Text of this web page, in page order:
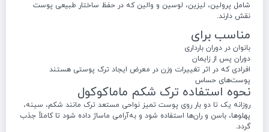
شامل پرولین، لیزین، لوسین و والین که در حفظ ساختار طبیعی پوست
نقش دارند.
مناسب برای
بانوان در دوران بارداری
دوران پس از زایمان
افرادی که در اثر تغییرات وزن در معرض ایجاد ترک پوستی هستند
پوست‌های حساس
نحوه استفاده ترک شکم ماماکوکول
روزانه یک تا دو بار روی پوست تمیز نواحی مستعد ترک مانند شکم، سینه،
پهلوها، باسن و ران‌ها استفاده شود و به‌آرامی ماساژ داده شود تا کاملاً جذب
گردد.